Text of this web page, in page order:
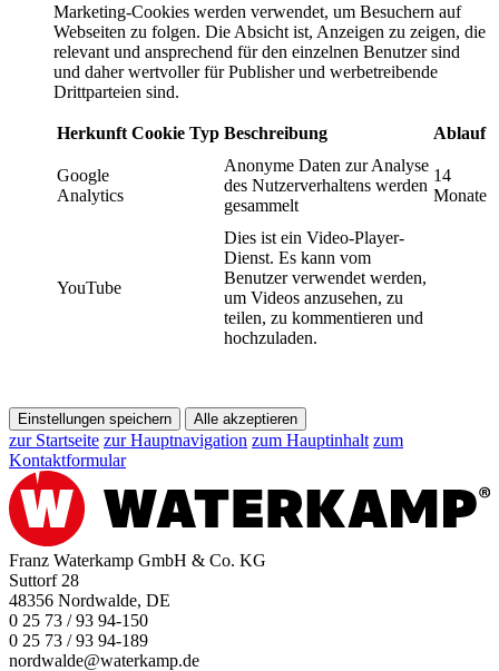
Marketing-Cookies werden verwendet, um Besuchern auf
Webseiten zu folgen. Die Absicht ist, Anzeigen zu zeigen, die
relevant und ansprechend für den einzelnen Benutzer sind
und daher wertvoller für Publisher und werbetreibende
Drittparteien sind.
Herkunft Cookie Typ Beschreibung Ablauf
Google
Analytics
Anonyme Daten zur Analyse
des Nutzerverhaltens werden
gesammelt
14
Monate
YouTube
Dies ist ein Video-Player-
Dienst. Es kann vom
Benutzer verwendet werden,
um Videos anzusehen, zu
teilen, zu kommentieren und
hochzuladen.
Einstellungen speichern Alle akzeptieren
zur Startseite zur Hauptnavigation zum Hauptinhalt zum
Kontaktformular
Franz Waterkamp GmbH & Co. KG
Suttorf 28
48356 Nordwalde, DE
0 25 73 / 93 94-150
0 25 73 / 93 94-189
nordwalde@waterkamp.de